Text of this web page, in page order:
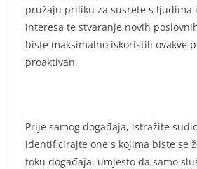
pružaju priliku za susrete s ljudima
interesa te stvaranje novih
biste maksimalno iskoristili ovakve
proaktivan.
Prije samog događaja, istražite
identificirajte one s kojima biste se
toku događaja, umjesto da samo